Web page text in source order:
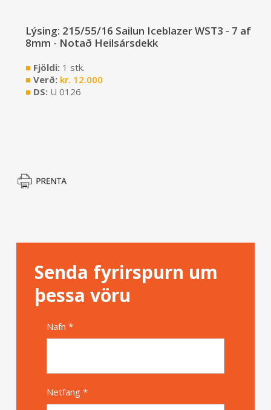
Lýsing: 215/55/16 Sailun Iceblazer WST3 - 7 af
8mm - Notað Heilsársdekk
■Fjöldi: 1 stk.
■Verð: kr. 12.000
■DS: U 0126
Senda fyrirspurn um
þessa vöru
Nafn *
Netfang *